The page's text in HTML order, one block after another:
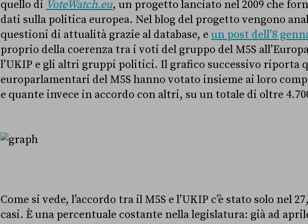
quello di VoteWatch.eu, un progetto lanciato nel 2009 che
dati sulla politica europea. Nel blog del progetto vengono
questioni di attualità grazie al database, e un post dell’8
proprio della coerenza tra i voti del gruppo del M5S
l’UKIP e gli altri gruppi politici. Il grafico successivo riporta
europarlamentari del M5S hanno votato insieme ai loro
e quante invece in accordo con altri, su un totale di oltre
Come si vede, l’accordo tra il M5S e l’UKIP c’è stato solo nel
casi. È una percentuale costante nella legislatura: già ad